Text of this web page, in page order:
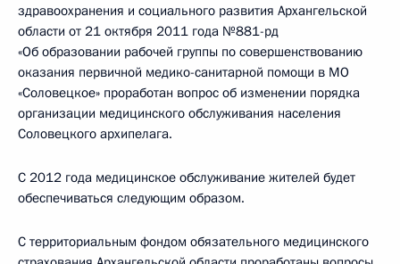
здравоохранения и социального развития Архангельской
области от 21 октября 2011 года №881-рд
«Об образовании рабочей группы по совершенствованию
оказания первичной медико-санитарной помощи в МО
«Соловецкое» проработан вопрос об изменении порядка
организации медицинского обслуживания населения
Соловецкого архипелага.
С 2012 года медицинское обслуживание жителей будет
обеспечиваться следующим образом.
С территориальным фондом обязательного медицинского